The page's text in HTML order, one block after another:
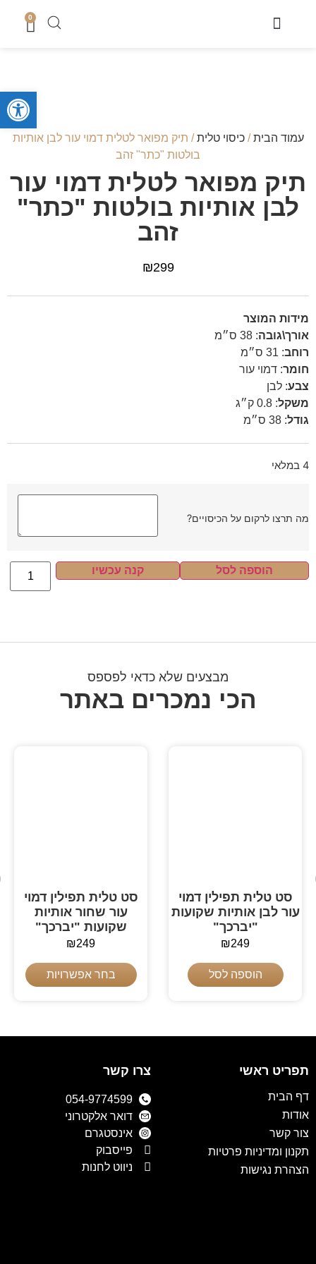
0
עמוד הבית/כיסוי טלית/ תיק מפואר לטלית דמוי עור לבן אותיות
בולטות "כתר" זהב
תיק מפואר לטלית דמוי עור
לבן אותיות בולטות "כתר"
זהב
₪299
מידות המוצר
אורך\גובה: 38 ס״מ
רוחב: 31 ס״מ
חומר: דמוי עור
צבע: לבן
משקל: 0.8 ק״ג
גודל: 38 ס״מ
4 במלאי
מה תרצו לרקום על הכיסויים?
הוספה לסל קנה עכשיו
מבצעים שלא כדאי לפספס
הכי נמכרים באתר
סט טלית תפילין דמוי
עור לבן אותיות שקועות
"יברכך"
₪249
הוספה לסל
סט טלית תפילין דמוי
עור שחור אותיות
שקועות "יברכך"
₪249
בחר אפשרויות
תפריט ראשי
דף הבית
אודות
צור קשר
תקנון ומדיניות פרטיות
הצהרת נגישות
צרו קשר
054-9774599
דואר אלקטרוני
אינסטגרם
פייסבוק
ניווט לחנות
פתח